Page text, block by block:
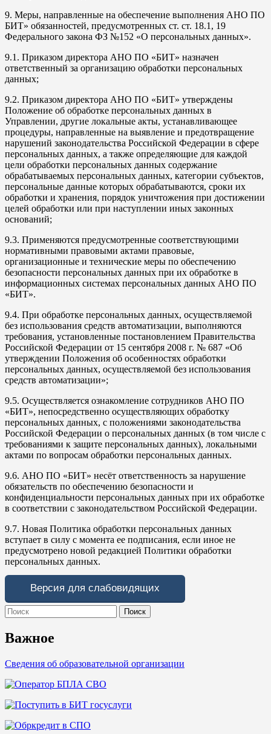
9. Меры, направленные на обеспечение выполнения АНО ПО
БИТ» обязанностей, предусмотренных ст. ст. 18.1, 19
Федерального закона ФЗ №152 «О персональных данных».
9.1. Приказом директора АНО ПО «БИТ» назначен
ответственный за организацию обработки персональных
данных;
9.2. Приказом директора АНО ПО «БИТ» утверждены
Положение об обработке персональных данных в
Управлении, другие локальные акты, устанавливающее
процедуры, направленные на выявление и предотвращение
нарушений законодательства Российской Федерации в сфере
персональных данных, а также определяющие для каждой
цели обработки персональных данных содержание
обрабатываемых персональных данных, категории субъектов,
персональные данные которых обрабатываются, сроки их
обработки и хранения, порядок уничтожения при достижении
целей обработки или при наступлении иных законных
оснований;
9.3. Применяются предусмотренные соответствующими
нормативными правовыми актами правовые,
организационные и технические меры по обеспечению
безопасности персональных данных при их обработке в
информационных системах персональных данных АНО ПО
«БИТ».
9.4. При обработке персональных данных, осуществляемой
без использования средств автоматизации, выполняются
требования, установленные постановлением Правительства
Российской Федерации от 15 сентября 2008 г. № 687 «Об
утверждении Положения об особенностях обработки
персональных данных, осуществляемой без использования
средств автоматизации»;
9.5. Осуществляется ознакомление сотрудников АНО ПО
«БИТ», непосредственно осуществляющих обработку
персональных данных, с положениями законодательства
Российской Федерации о персональных данных (в том числе с
требованиями к защите персональных данных), локальными
актами по вопросам обработки персональных данных.
9.6. АНО ПО «БИТ» несёт ответственность за нарушение
обязательств по обеспечению безопасности и
конфиденциальности персональных данных при их обработке
в соответствии с законодательством Российской Федерации.
9.7. Новая Политика обработки персональных данных
вступает в силу с момента ее подписания, если иное не
предусмотрено новой редакцией Политики обработки
персональных данных.
Версия для слабовидящих
Search
for:
Важное
Сведения об образовательной организации